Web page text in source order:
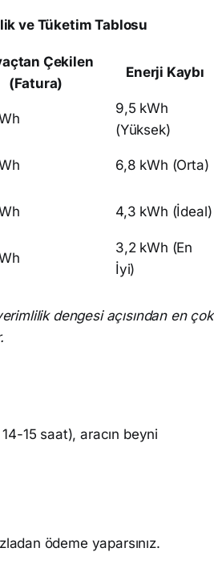
ve Tüketim Tablosu
Çekilen
(Fatura)
Enerji Kaybı
9,5 kWh
(Yüksek)
6,8 kWh (Orta)
4,3 kWh (İdeal)
3,2 kWh (En
İyi)
dengesi açısından en çok
15 saat), aracın beyni
ödeme yaparsınız.